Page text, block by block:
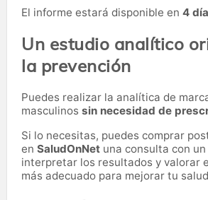
El informe estará disponible en 4
Un estudio analítico
la prevención
Puedes realizar la analítica de
masculinos sin necesidad de
Si lo necesitas, puedes comprar
en SaludOnNet una consulta con
interpretar los resultados y valorar
más adecuado para mejorar tu